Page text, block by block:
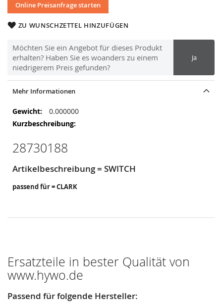
Online Preisanfrage starten
ZU WUNSCHZETTEL HINZUFÜGEN
Möchten Sie ein Angebot für dieses Produkt
erhalten? Haben Sie es woanders zu einem
niedrigerem Preis gefunden?
Ja
Mehr Informationen
Mehr
Informationen
0.000000
28730188
Artikelbeschreibung = SWITCH
passend für = CLARK
Ersatzteile in bester Qualität von
www.hywo.de
Passend für folgende Hersteller: